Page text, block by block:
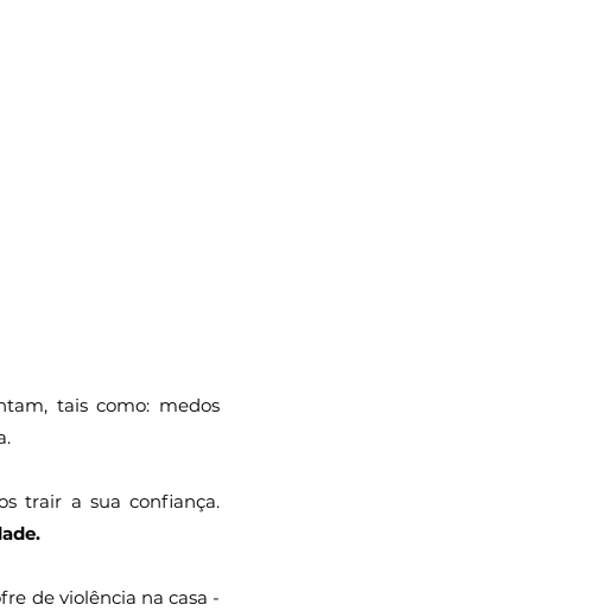
tais como: medos
trair a sua confiança.
de violência na casa -